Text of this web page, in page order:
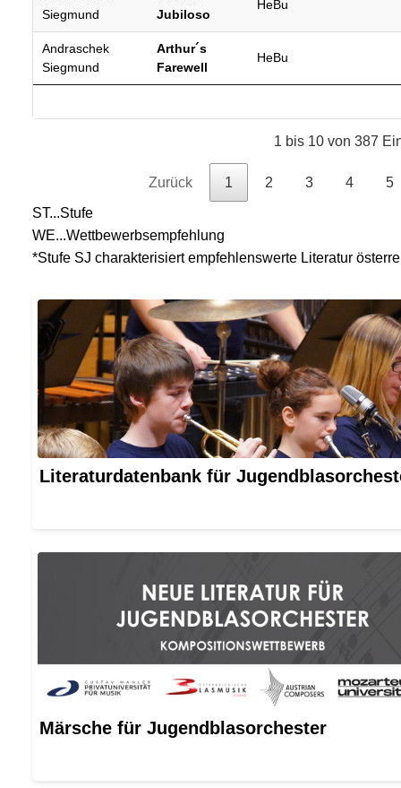
Siegmund
Jubiloso
HeBu
Andraschek
Siegmund
Arthur´s
Farewell
HeBu
1 bis 10 von 387
Zurück 1 2 3 4
5
ST...Stufe
WE...Wettbewerbsempfehlung
*Stufe SJ charakterisiert empfehlenswerte Literatur
Literaturdatenbank für
Märsche für Jugendblasorchester